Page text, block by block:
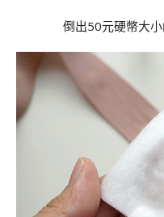
倒出50元硬幣大